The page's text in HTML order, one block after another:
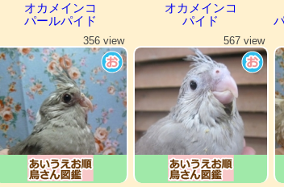
オカメインコ
パールパイド
オカメインコ
パイド
356 view 567 view